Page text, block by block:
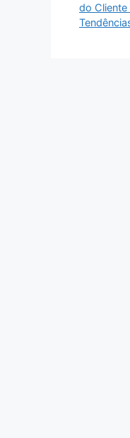
do Cliente